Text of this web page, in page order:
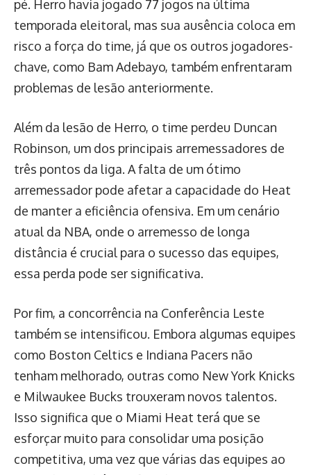
pé. Herro havia jogado 77 jogos na última
temporada eleitoral, mas sua ausência coloca em
risco a força do time, já que os outros jogadores-
chave, como Bam Adebayo, também enfrentaram
problemas de lesão anteriormente.
Além da lesão de Herro, o time perdeu Duncan
Robinson, um dos principais arremessadores de
três pontos da liga. A falta de um ótimo
arremessador pode afetar a capacidade do Heat
de manter a eficiência ofensiva. Em um cenário
atual da NBA, onde o arremesso de longa
distância é crucial para o sucesso das equipes,
essa perda pode ser significativa.
Por fim, a concorrência na Conferência Leste
também se intensificou. Embora algumas equipes
como Boston Celtics e Indiana Pacers não
tenham melhorado, outras como New York Knicks
e Milwaukee Bucks trouxeram novos talentos.
Isso significa que o Miami Heat terá que se
esforçar muito para consolidar uma posição
competitiva, uma vez que várias das equipes ao